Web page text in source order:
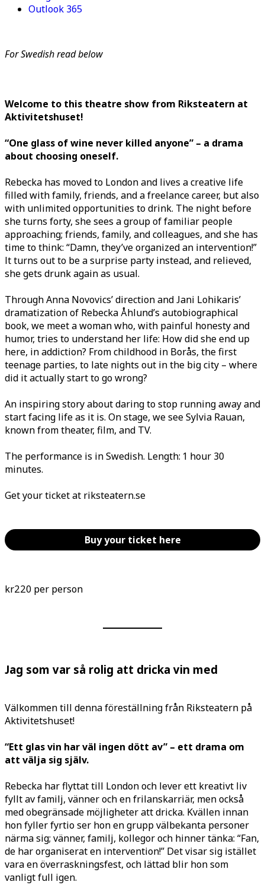
Outlook 365
For Swedish read below
Welcome to this theatre show from Riksteatern at
Aktivitetshuset!
“One glass of wine never killed anyone” – a drama
about choosing oneself.
Rebecka has moved to London and lives a creative life
filled with family, friends, and a freelance career, but also
with unlimited opportunities to drink. The night before
she turns forty, she sees a group of familiar people
approaching; friends, family, and colleagues, and she has
time to think: “Damn, they’ve organized an intervention!”
It turns out to be a surprise party instead, and relieved,
she gets drunk again as usual.
Through Anna Novovics’ direction and Jani Lohikaris’
dramatization of Rebecka Åhlund’s autobiographical
book, we meet a woman who, with painful honesty and
humor, tries to understand her life: How did she end up
here, in addiction? From childhood in Borås, the first
teenage parties, to late nights out in the big city – where
did it actually start to go wrong?
An inspiring story about daring to stop running away and
start facing life as it is. On stage, we see Sylvia Rauan,
known from theater, film, and TV.
The performance is in Swedish. Length: 1 hour 30
minutes.
Get your ticket at riksteatern.se
Buy your ticket here
kr220 per person
Jag som var så rolig att dricka vin med
Välkommen till denna föreställning från Riksteatern på
Aktivitetshuset!
“Ett glas vin har väl ingen dött av” – ett drama om
att välja sig själv.
Rebecka har flyttat till London och lever ett kreativt liv
fyllt av familj, vänner och en frilanskarriär, men också
med obegränsade möjligheter att dricka. Kvällen innan
hon fyller fyrtio ser hon en grupp välbekanta personer
närma sig; vänner, familj, kollegor och hinner tänka: “Fan,
de har organiserat en intervention!” Det visar sig istället
vara en överraskningsfest, och lättad blir hon som
vanligt full igen.